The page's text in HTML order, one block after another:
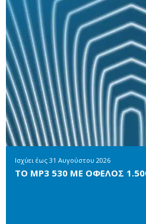
Ισχύει έως 31 Αυγούστου 2026
ΤΟ MP3 530 ΜΕ ΟΦΕΛΟΣ